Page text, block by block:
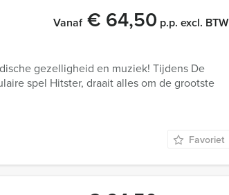
Vanaf€ 64,50 p.p. excl. BTW
gezelligheid en muziek! Tijdens De
spel Hitster, draait alles om de grootste
Favoriet